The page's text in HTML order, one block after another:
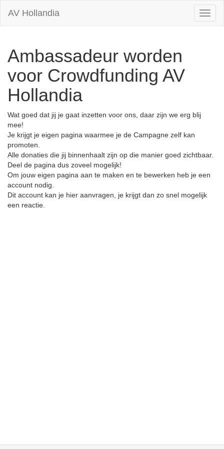
AV Hollandia
Ambassadeur worden
voor Crowdfunding AV
Hollandia
Wat goed dat jij je gaat inzetten voor ons, daar zijn we erg blij
mee!
Je krijgt je eigen pagina waarmee je de Campagne zelf kan
promoten.
Alle donaties die jij binnenhaalt zijn op die manier goed zichtbaar.
Deel de pagina dus zoveel mogelijk!
Om jouw eigen pagina aan te maken en te bewerken heb je een
account nodig.
Dit account kan je hier aanvragen, je krijgt dan zo snel mogelijk
een reactie.